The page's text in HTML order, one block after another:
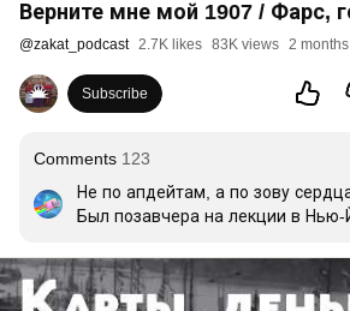
Верните мне мой 1907 / Фарс,
@zakat_podcast 2.7K likes 83K views 2
Subscribe
Comments 123
Не по апдейтам, а по зову
Был позавчера на лекции в Нью-